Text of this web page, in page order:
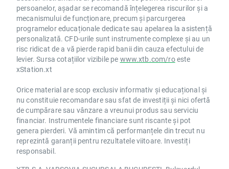
persoanelor, așadar se recomandă înțelegerea riscurilor și a
mecanismului de funcționare, precum și parcurgerea
programelor educaționale dedicate sau apelarea la asistență
personalizată. CFD-urile sunt instrumente complexe și au un
risc ridicat de a vă pierde rapid banii din cauza efectului de
levier. Sursa cotațiilor vizibile pe www.xtb.com/roeste
xStation.xt
Orice material are scop exclusiv informativ și educațional și
nu constituie recomandare sau sfat de investiții și nici ofertă
de cumpărare sau vânzare a vreunui produs sau serviciu
financiar. Instrumentele financiare sunt riscante și pot
genera pierderi. Vă amintim că performanțele din trecut nu
reprezintă garanții pentru rezultatele viitoare. Investiți
responsabil.